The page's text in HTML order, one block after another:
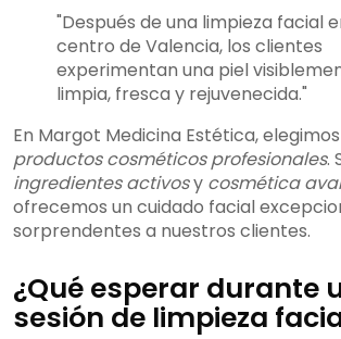
"Después de una limpieza facial
centro de Valencia, los clientes
experimentan una piel
limpia, fresca y rejuvenecida."
En Margot Medicina Estética,
productos cosméticos profesionales.
ingredientes activosy cosmética
ofrecemos un cuidado facial
sorprendentes a nuestros clientes.
¿Qué esperar durante
sesión de limpieza